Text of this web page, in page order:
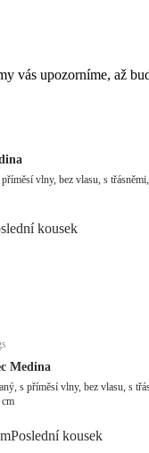
vás upozorníme, až
vlny, bez vlasu, s
kousek
Medina
s příměsí vlny, bez vlasu, s
Poslední kousek